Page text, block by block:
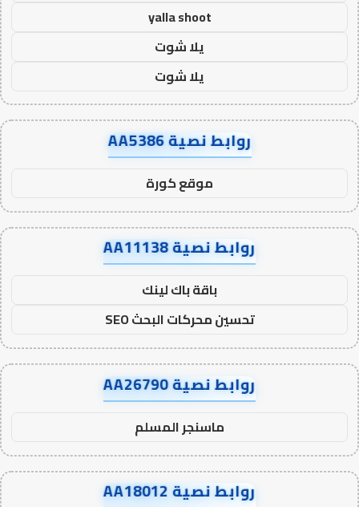
yalla shoot
يلا شوت
يلا شوت
روابط نصية AA5386
موقع كورة
روابط نصية AA11138
باقة باك لينك
تحسين محركات البحث SEO
روابط نصية AA26790
ماسنجر المسلم
روابط نصية AA18012